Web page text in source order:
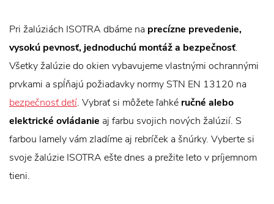
Pri žalúziách ISOTRA dbáme na precízne prevedenie,
vysokú pevnosť, jednoduchú montáž a bezpečnosť.
Všetky žalúzie do okien vybavujeme vlastnými ochrannými
prvkami a spĺňajú požiadavky normy STN EN 13120 na
bezpečnosť detí. Vybrať si môžete ľahké ručné alebo
elektrické ovládanie aj farbu svojich nových žalúzií. S
farbou lamely vám zladíme aj rebríček a šnúrky. Vyberte si
svoje žalúzie ISOTRA ešte dnes a prežite leto v príjemnom
tieni.